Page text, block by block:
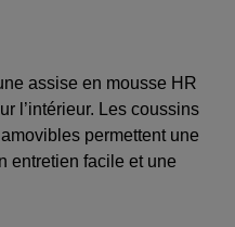
assise en mousse HR
l’intérieur. Les coussins
permettent une
entretien facile et une